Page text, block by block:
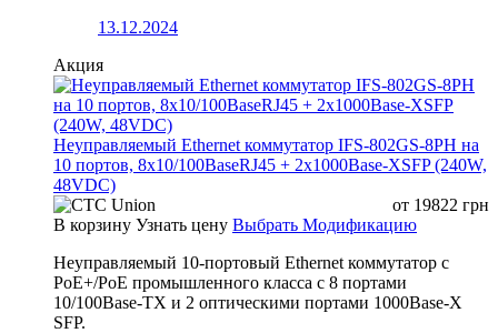
13.12.2024
Акция
Неуправляемый Ethernet коммутатор IFS-802GS-8PH на
10 портов, 8x10/100BaseRJ45 + 2x1000Base-XSFP (240W,
48VDC)
от 19822 грн
В корзину Узнать цену Выбрать Модификацию
Неуправляемый 10-портовый Ethernet коммутатор с
PoE+/PoE промышленного класса с 8 портами
10/100Base-TX и 2 оптическими портами 1000Base-X
SFP.